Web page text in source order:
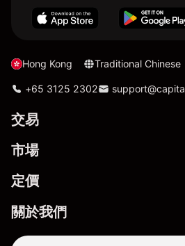
Hong Kong Traditional Chinese
+65 3125 2302
交易
市場
定價
關於我們